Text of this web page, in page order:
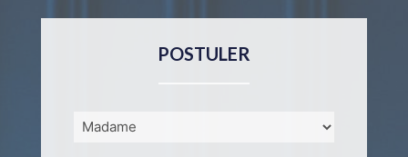
POSTULER